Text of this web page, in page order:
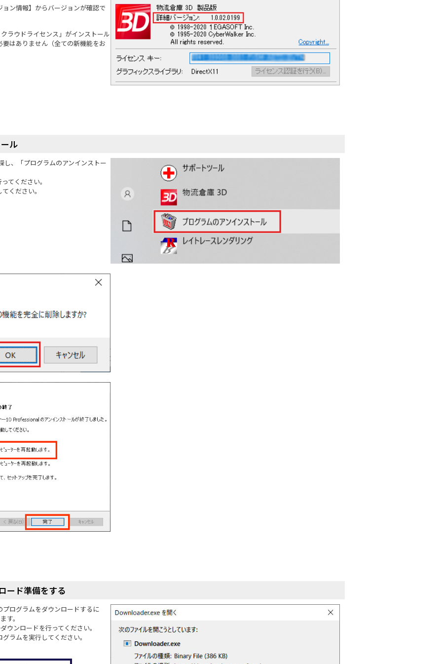
ン情報】からバージョンが確認で
ラウドライセンス」がインストール
はありません（全ての新機能をお
ル
し、「プログラムのアンインストー
てください。
ください。
ード準備をする
プログラムをダウンロードするに
す。
ウンロードを行ってください。
ラムを実行してください。